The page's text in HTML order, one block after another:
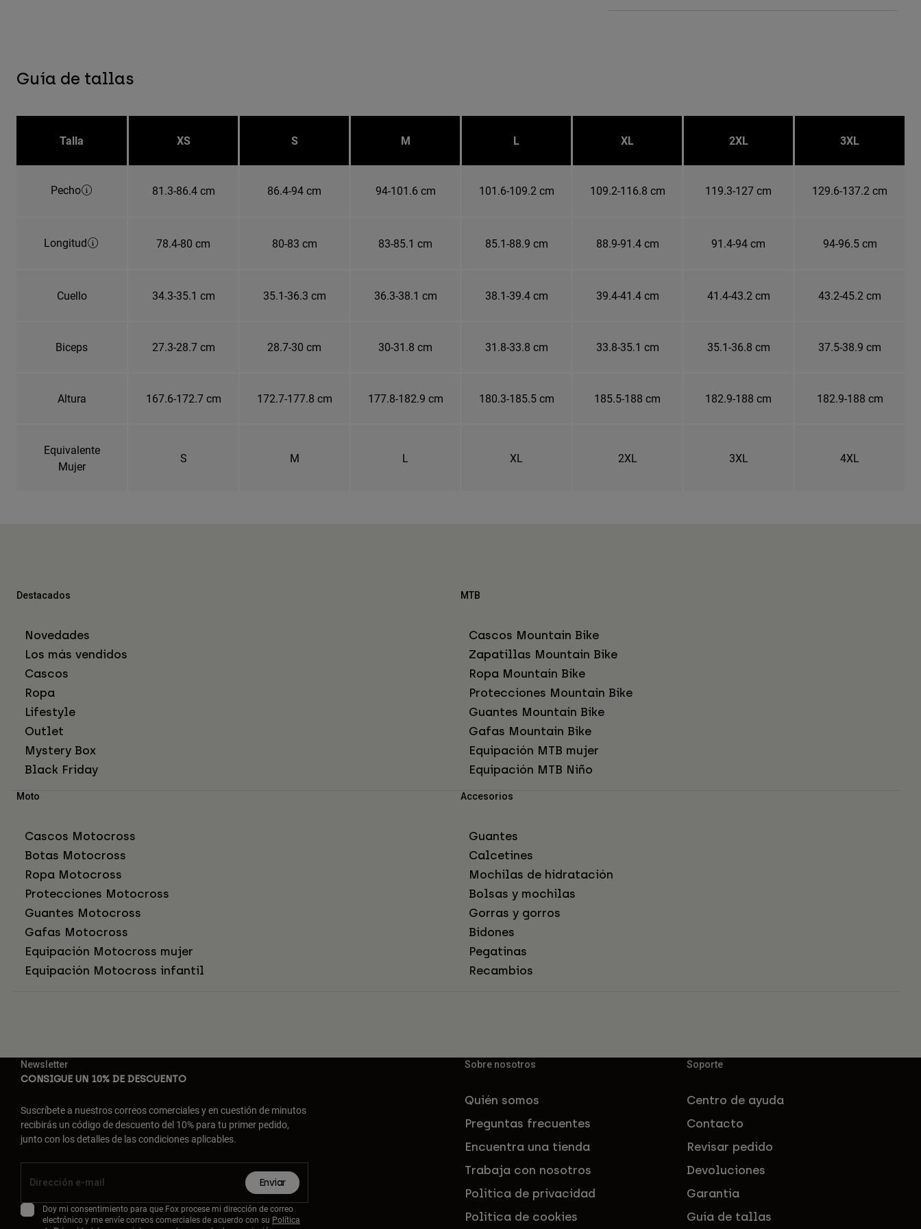
Guía de tallas
Talla XS S M L XL 2XL 3XL
Pecho 81.3-86.4 cm 86.4-94 cm 94-101.6 cm 101.6-109.2 cm 109.2-116.8 cm 119.3-127 cm 129.6-137.2 cm
Longitud 78.4-80 cm 80-83 cm 83-85.1 cm 85.1-88.9 cm 88.9-91.4 cm 91.4-94 cm 94-96.5 cm
Cuello 34.3-35.1 cm 35.1-36.3 cm 36.3-38.1 cm 38.1-39.4 cm 39.4-41.4 cm 41.4-43.2 cm 43.2-45.2 cm
Biceps 27.3-28.7 cm 28.7-30 cm 30-31.8 cm 31.8-33.8 cm 33.8-35.1 cm 35.1-36.8 cm 37.5-38.9 cm
Altura 167.6-172.7 cm 172.7-177.8 cm 177.8-182.9 cm 180.3-185.5 cm 185.5-188 cm 182.9-188 cm 182.9-188 cm
Equivalente
Mujer
S M L XL 2XL 3XL 4XL
Destacados
Novedades
Los más vendidos
Cascos
Ropa
Lifestyle
Outlet
Mystery Box
Black Friday
MTB
Cascos Mountain Bike
Zapatillas Mountain Bike
Ropa Mountain Bike
Protecciones Mountain Bike
Guantes Mountain Bike
Gafas Mountain Bike
Equipación MTB mujer
Equipación MTB Niño
Moto
Cascos Motocross
Botas Motocross
Ropa Motocross
Protecciones Motocross
Guantes Motocross
Gafas Motocross
Equipación Motocross mujer
Equipación Motocross infantil
Accesorios
Guantes
Calcetines
Mochilas de hidratación
Bolsas y mochilas
Gorras y gorros
Bidones
Pegatinas
Recambios
Newsletter
CONSIGUE UN 10% DE DESCUENTO
Suscríbete a nuestros correos comerciales y en cuestión de minutos
recibirás un código de descuento del 10% para tu primer pedido,
junto con los detalles de las condiciones aplicables.
Enviar
Doy mi consentimiento para que Fox procese mi dirección de correo
electrónico y me envíe correos comerciales de acuerdo con su Política
Sobre nosotros
Quién somos
Preguntas frecuentes
Encuentra una tienda
Trabaja con nosotros
Política de privacidad
Política de cookies
Soporte
Centro de ayuda
Contacto
Revisar pedido
Devoluciones
Garantía
Guía de tallas